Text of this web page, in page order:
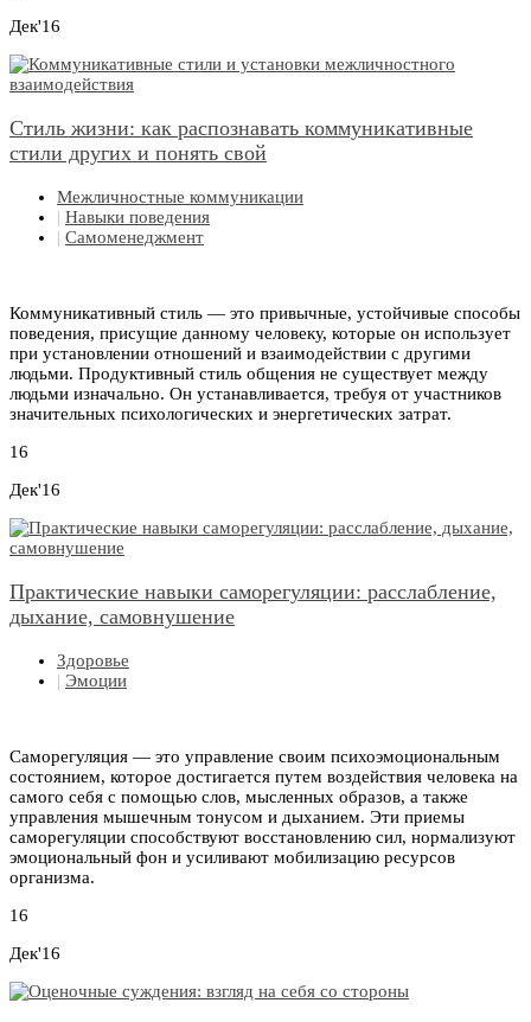
Дек'16
Стиль жизни: как распознавать коммуникативные
стили других и понять свой
Межличностные коммуникации
| Навыки поведения
| Самоменеджмент
Коммуникативный стиль — это привычные, устойчивые способы
поведения, присущие данному человеку, которые он использует
при установлении отношений и взаимодействии с другими
людьми. Продуктивный стиль общения не существует между
людьми изначально. Он устанавливается, требуя от участников
значительных психологических и энергетических затрат.
16
Дек'16
Практические навыки саморегуляции: расслабление,
дыхание, самовнушение
Здоровье
| Эмоции
Саморегуляция — это управление своим психоэмоциональным
состоянием, которое достигается путем воздействия человека на
самого себя с помощью слов, мысленных образов, а также
управления мышечным тонусом и дыханием. Эти приемы
саморегуляции способствуют восстановлению сил, нормализуют
эмоциональный фон и усиливают мобилизацию ресурсов
организма.
16
Дек'16